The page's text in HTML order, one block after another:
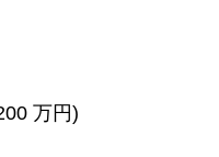
万円)